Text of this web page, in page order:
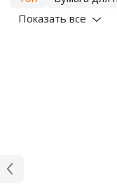
Показать все